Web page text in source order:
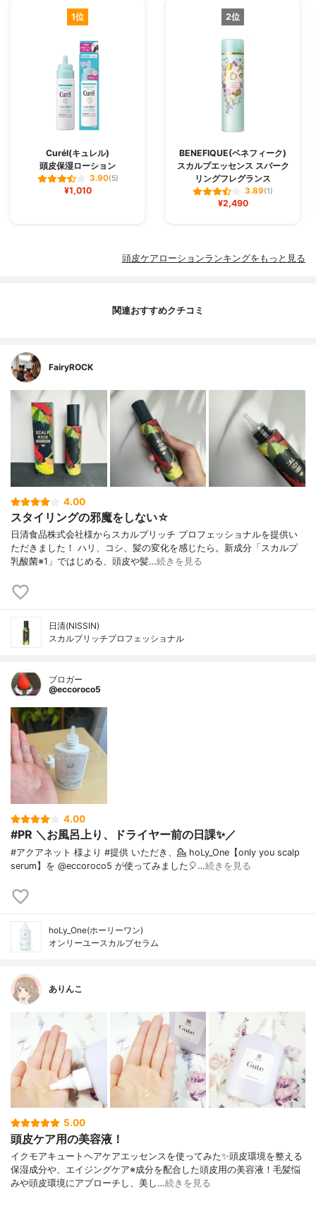
1位
Curél(キュレル)
頭皮保湿ローション
3.90(5)
¥1,010
2位
BENEFIQUE(ベネフィーク)
スカルプエッセンス スパーク
リングフレグランス
3.89(1)
¥2,490
頭皮ケアローションランキングをもっと見る
関連おすすめクチコミ
FairyROCK
4.00
スタイリングの邪魔をしない☆
日清食品株式会社様からスカルプリッチ プロフェッショナルを提供い
ただきました！ ハリ、コシ、髪の変化を感じたら。新成分「スカルプ
乳酸菌※1」ではじめる、頭皮や髪…続きを見る
日清(NISSIN)
スカルプリッチプロフェッショナル
ブロガー
@eccoroco5
4.00
#PR ＼お風呂上り、ドライヤー前の日課✨／ ⁡
#アクアネット 様より #提供 いただき、⁡💁 hoLy_One【only you scalp
serum】を @eccoroco5 が使ってみました🎈⁡⁡⁡…続きを見る
hoLy_One(ホーリーワン)
オンリーユースカルプセラム
ありんこ
5.00
頭皮ケア用の美容液！
イクモアキュートヘアケアエッセンスを使ってみた✨頭皮環境を整える
保湿成分や、エイジングケア※成分を配合した頭皮用の美容液！毛髪悩
みや頭皮環境にアプローチし、美し…続きを見る